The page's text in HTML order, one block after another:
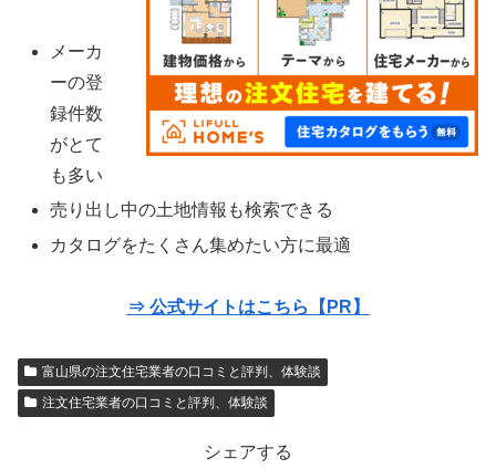
メーカ
ーの登
録件数
がとて
も多い
売り出し中の土地情報も検索できる
カタログをたくさん集めたい方に最適
⇒ 公式サイトはこちら【PR】
富山県の注文住宅業者の口コミと評判、体験談
注文住宅業者の口コミと評判、体験談
シェアする